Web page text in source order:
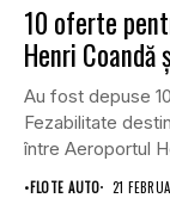
10 oferte
Henri
Au fost depuse
Fezabilitate
între Aeroportul
•FLOTE AUTO 21